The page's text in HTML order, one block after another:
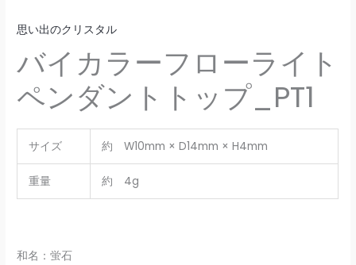
思い出のクリスタル
バイカラーフローライト
ペンダントトップ_PT1
サイズ 約 W10mm × D14mm × H4mm
重量 約 4g
和名：蛍石